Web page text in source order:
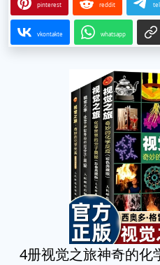
pinterest reddit
vkontakte whatsapp
4册视觉之旅神奇的化